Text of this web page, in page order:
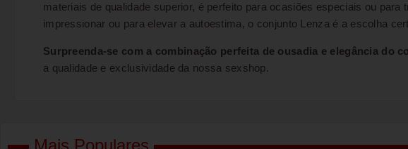
materiais de qualidade superior, é perfeito para ocasiões especiais ou
impressionar ou para elevar a autoestima, o conjunto Lenza é a escolha
Surpreenda-se com a combinação perfeita de ousadia e elegância do
a qualidade e exclusividade da nossa sexshop.
Mais Populares